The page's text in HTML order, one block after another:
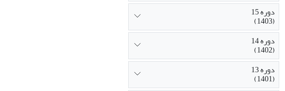
دوره 15
(1403)
دوره 14
(1402)
دوره 13
(1401)